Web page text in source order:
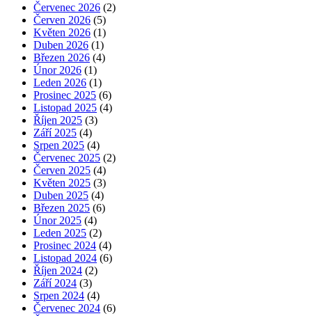
Červenec 2026 (2)
Červen 2026 (5)
Květen 2026 (1)
Duben 2026 (1)
Březen 2026 (4)
Únor 2026 (1)
Leden 2026 (1)
Prosinec 2025 (6)
Listopad 2025 (4)
Říjen 2025 (3)
Září 2025 (4)
Srpen 2025 (4)
Červenec 2025 (2)
Červen 2025 (4)
Květen 2025 (3)
Duben 2025 (4)
Březen 2025 (6)
Únor 2025 (4)
Leden 2025 (2)
Prosinec 2024 (4)
Listopad 2024 (6)
Říjen 2024 (2)
Září 2024 (3)
Srpen 2024 (4)
Červenec 2024 (6)